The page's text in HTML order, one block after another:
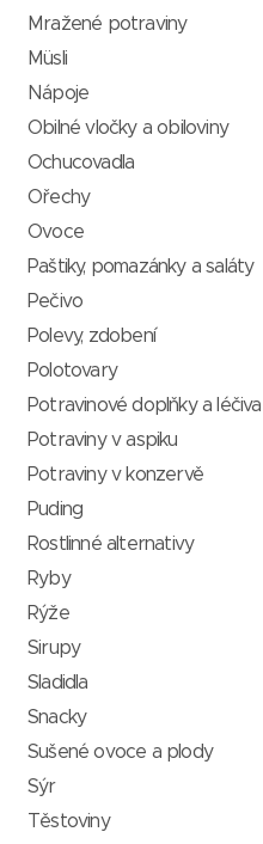
Mražené potraviny
Müsli
Nápoje
Obilné vločky a obiloviny
Ochucovadla
Ořechy
Ovoce
Paštiky, pomazánky a saláty
Pečivo
Polevy, zdobení
Polotovary
Potravinové doplňky a léčiva
Potraviny v aspiku
Potraviny v konzervě
Puding
Rostlinné alternativy
Ryby
Rýže
Sirupy
Sladidla
Snacky
Sušené ovoce a plody
Sýr
Těstoviny